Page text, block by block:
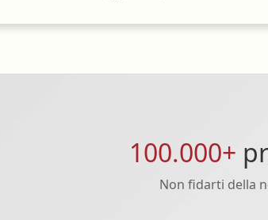
100.000+
Non fidarti della